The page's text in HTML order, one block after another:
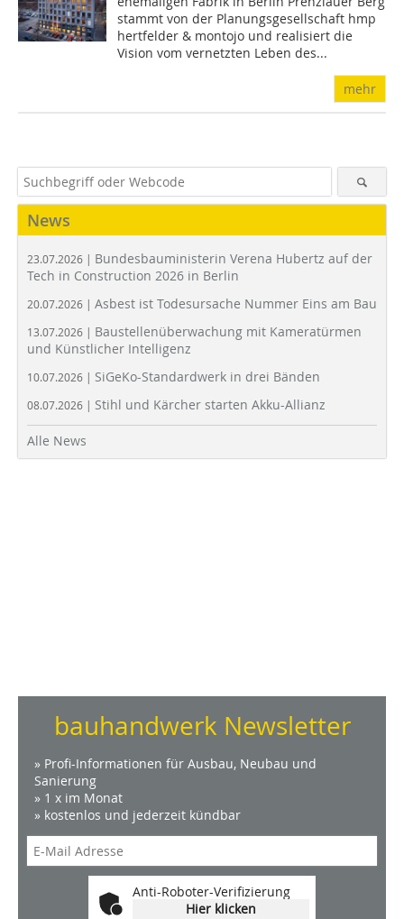
stammt von der Planungsgesellschaft hmp
hertfelder & montojo und realisiert die
Vision vom vernetzten Leben des...
mehr
News
23.07.2026 | Bundesbauministerin Verena Hubertz auf der
Tech in Construction 2026 in Berlin
20.07.2026 | Asbest ist Todesursache Nummer Eins am Bau
13.07.2026 | Baustellenüberwachung mit Kameratürmen
und Künstlicher Intelligenz
10.07.2026 | SiGeKo-Standardwerk in drei Bänden
08.07.2026 | Stihl und Kärcher starten Akku-Allianz
Alle News
bauhandwerk Newsletter
» Profi-Informationen für Ausbau, Neubau und
Sanierung
» 1 x im Monat
» kostenlos und jederzeit kündbar
Anti-Roboter-Verifizierung
Hier klicken